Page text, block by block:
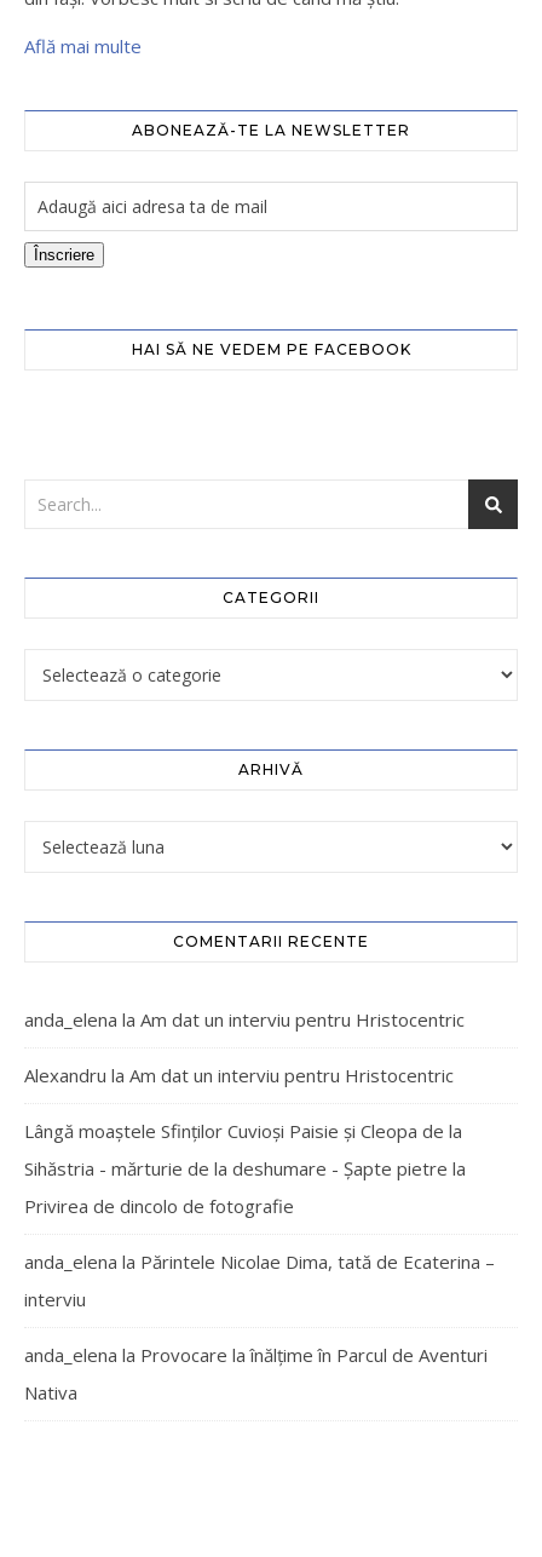
Află mai multe
ABONEAZĂ-TE LA NEWSLETTER
Înscriere
HAI SĂ NE VEDEM PE FACEBOOK
CATEGORII
ARHIVĂ
COMENTARII RECENTE
anda_elena la Am dat un interviu pentru Hristocentric
Alexandru la Am dat un interviu pentru Hristocentric
Lângă moaștele Sfinților Cuvioși Paisie și Cleopa de la
Sihăstria - mărturie de la deshumare - Şapte pietre la
Privirea de dincolo de fotografie
anda_elena la Părintele Nicolae Dima, tată de Ecaterina –
interviu
anda_elena la Provocare la înălțime în Parcul de Aventuri
Nativa